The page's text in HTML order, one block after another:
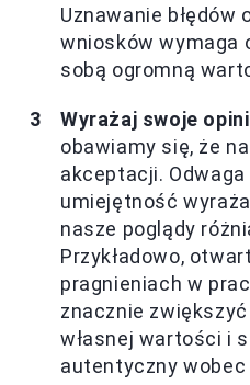
Uznawanie błędów
wniosków wymaga
sobą ogromną
Wyrażaj swoje
obawiamy się, że
akceptacji.
umiejętność
nasze poglądy
Przykładowo,
pragnieniach w
znacznie
własnej wartości i
autentyczny wobec